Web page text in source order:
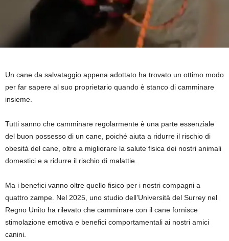
Un cane da salvataggio appena adottato ha trovato un ottimo modo
per far sapere al suo proprietario quando è stanco di camminare
insieme.
Tutti sanno che camminare regolarmente è una parte essenziale
del buon possesso di un cane, poiché aiuta a ridurre il rischio di
obesità del cane, oltre a migliorare la salute fisica dei nostri animali
domestici e a ridurre il rischio di malattie.
Ma i benefici vanno oltre quello fisico per i nostri compagni a
quattro zampe. Nel 2025, uno studio dell’Università del Surrey nel
Regno Unito ha rilevato che camminare con il cane fornisce
stimolazione emotiva e benefici comportamentali ai nostri amici
canini.